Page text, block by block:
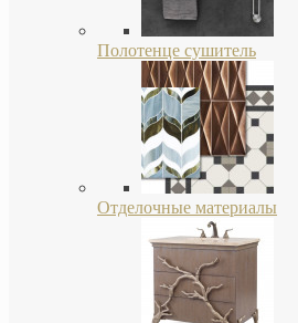
Полотенце сушитель
Отделочные материалы